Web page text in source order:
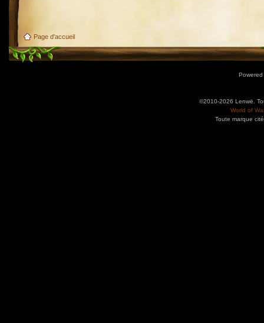
Page d'accueil
©2010-2026 Lenwë.
World of
Toute marque